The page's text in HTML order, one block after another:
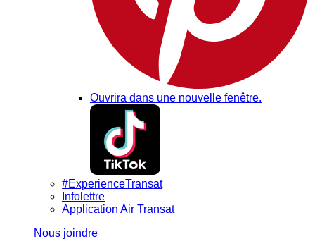
Ouvrira dans une nouvelle fenêtre.
#ExperienceTransat
Infolettre
Application Air Transat
Nous joindre